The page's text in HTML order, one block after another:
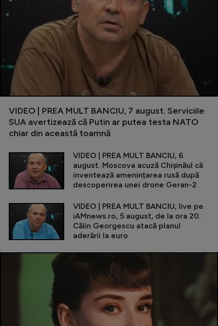
VIDEO | PREA MULT BANCIU, 7 august. Serviciile
SUA avertizează că Putin ar putea testa NATO
chiar din această toamnă
VIDEO | PREA MULT BANCIU, 6
august. Moscova acuză Chișinăul că
inventează amenințarea rusă după
descoperirea unei drone Geran-2
VIDEO | PREA MULT BANCIU, live pe
iAMnews.ro, 5 august, de la ora 20.
Călin Georgescu atacă planul
aderării la euro